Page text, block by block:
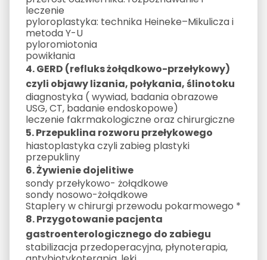
leczenie
pyloroplastyka: technika Heineke–Mikulicza i
metoda Y-U
pyloromiotonia
powikłania
4. GERD (refluks żołądkowo-przełykowy)
czyli objawy lizania, połykania,ślinotoku
diagnostyka ( wywiad, badania obrazowe
USG, CT, badanie endoskopowe)
leczenie fakrmakologiczne oraz chirurgiczne
5. Przepuklina rozworu przełykowego
hiastoplastyka czyli zabieg plastyki
przepukliny
6. Żywienie dojelitiwe
sondy przełykowo- żołądkowe
sondy nosowo-żołądkowe
Staplery w chirurgi przewodu pokarmowego *
8. Przygotowanie pacjenta
gastroenterologicznego do zabiegu
stabilizacja przedoperacyjna, płynoterapia,